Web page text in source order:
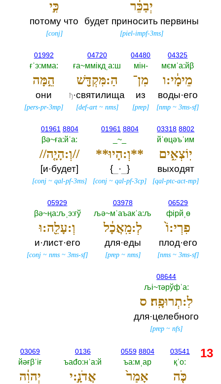
יְבַכֵּ֔ר
будет приносить первины
[piel-impf-3ms]
כִּ֣י
потому что
[conj]
04325
мємˈа:йβ
מֵימָ֔י:ו
воды·его
[nmp ~3ms-sf]
04480
мiн-‎
מִן־
из
[prep]
04720
ға~ммiкдˌа:ш
הַ:מִּקְדָּ֖שׁ
ђ·святилища
[def-art~ nms]
01992
ғˈэ:мма:‎
הֵ֣מָּה
они
[pers-pr-3mp]
03318 8802
йˈөцәъˈим
יֽוֹצְאִ֑ים
выходят
[qal-ptc-act-mp]
01961 8804
_~_
**וְ:הָיוּ**
{‎_ · ‎}
[conj ~qal-pf-3cp]
01961 8804
βә~ға:йˈа:‎
//וְ:הָיָ֤ה//
[и·будет]
[conj ~qal-pf-3ms]
06529
фiрйˌө
פִרְי:וֹ֙
плод·его
[nms ~3ms-sf]
03978
љә~мˈаъакˈа:љ
לְ:מַֽאֲכָ֔ל
для·еды
[prep~ nms]
05929
βә~ңа:љˌэ:ғў
וְ:עָלֵ֖ה:וּ
и·лист·его
[conj ~nms ~3ms-sf]
08644
љi~τәрўфˈа:‎
לִ:תְרוּפָֽה׃ ס
для·целебного
[prep ~nfs]
03541
қˈо:‎
כֹּ֤ה
0559 8804
ъа:мˌар
אָמַר֙
0136
ъаđо:нˈа:й
אֲדֹנָ֣:י
03069
йәғβˈiғ
יְהוִ֔ה
13